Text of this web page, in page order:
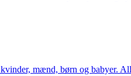
mænd, børn og babyer.